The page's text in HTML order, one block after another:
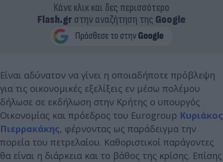
Κάνε κλικ και δες περισσότερο
Flash.grστην αναζήτηση της Google
Είναι αδύνατον να γίνει η οποιαδήποτε πρόβλεψη
για τις οικονομικές εξελίξεις εν μέσω πολέμου
δήλωσε σε εκδήλωση στην Κρήτης ο υπουργός
Οικονομίας και πρόεδρος του Eurogroup Κυριάκος
Πιερρακάκης, φέρνοντας ως παράδειγμα την
πορεία του πετρελαίου. Καθοριστικοί παράγοντες
θα είναι η διάρκεια και το βάθος της κρίσης. Επίσης